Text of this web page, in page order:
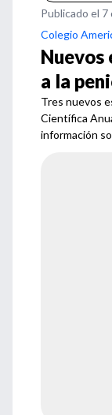
Publicado el
Colegio
Nuevos
a la
Tres nuevos
Científica
información